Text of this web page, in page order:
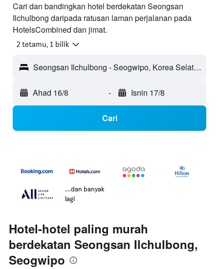
Cari dan bandingkan hotel berdekatan Seongsan
Ilchulbong daripada ratusan laman perjalanan pada
HotelsCombined dan jimat.
2 tetamu, 1 bilik
Seongsan Ilchulbong - Seogwipo, Korea Selatan
Ahad 16/8 - Isnin 17/8
Cari
...dan banyak
lagi
Hotel-hotel paling murah
berdekatan Seongsan Ilchulbong,
Seogwipo